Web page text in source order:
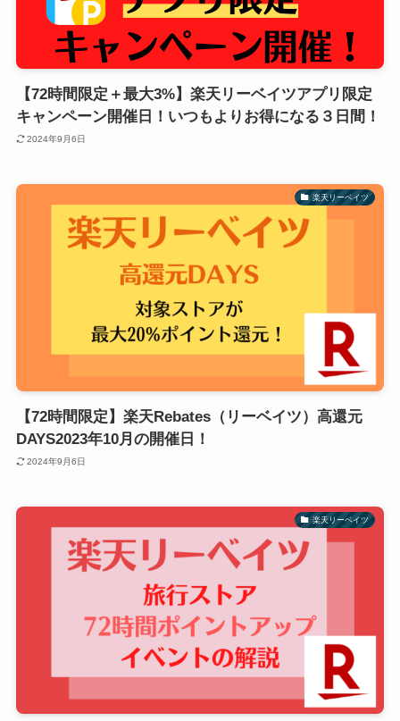
【72時間限定＋最大3%】楽天リーベイツアプリ限定
キャンペーン開催日！いつもよりお得になる３日間！
2024年9月6日
楽天リーベイツ
【72時間限定】楽天Rebates（リーベイツ）高還元
DAYS2023年10月の開催日！
2024年9月6日
楽天リーベイツ